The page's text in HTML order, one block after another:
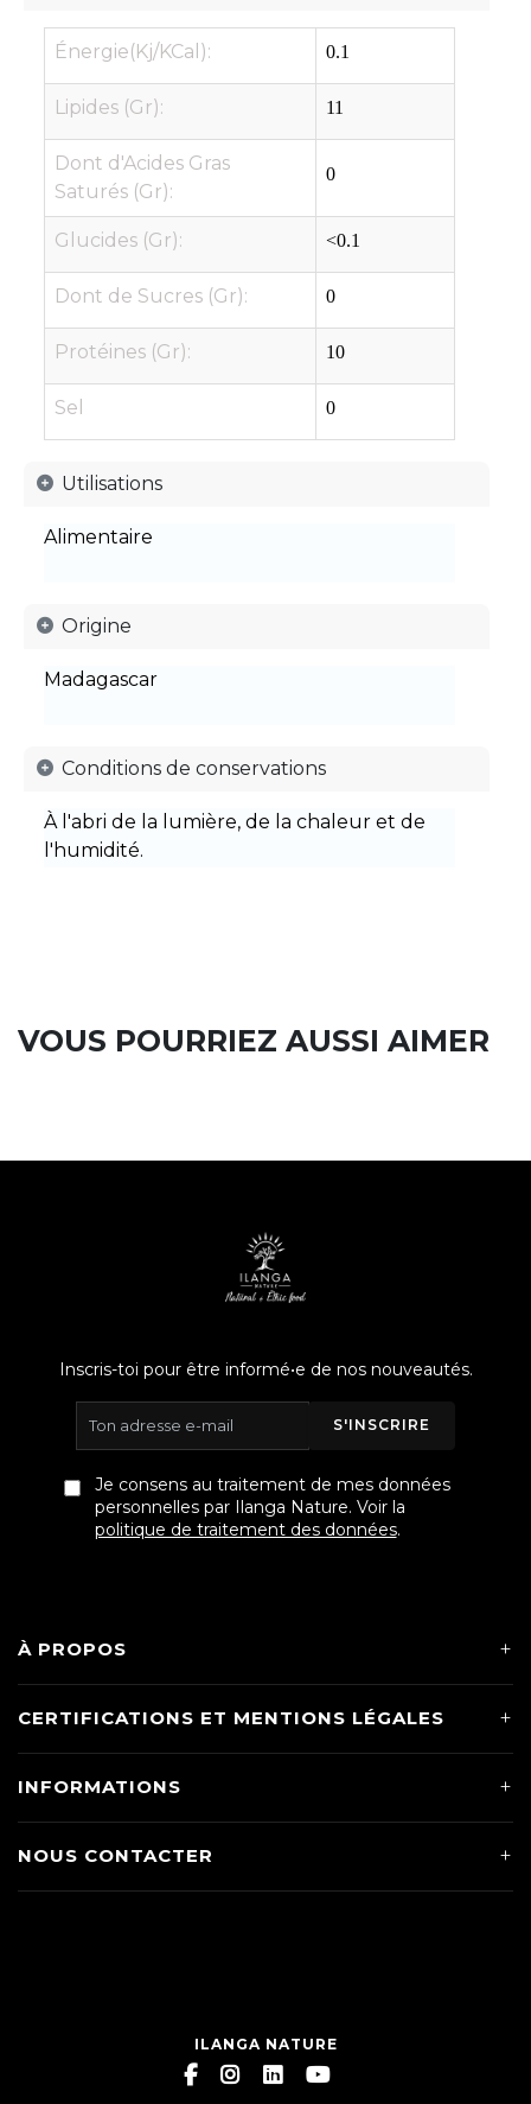
Énergie(Kj/KCal): 0.1
Lipides (Gr): 11
Dont d'Acides Gras
Saturés (Gr):
0
Glucides (Gr): <0.1
Dont de Sucres (Gr): 0
Protéines (Gr): 10
Sel 0
Utilisations
Alimentaire
Origine
Madagascar
Conditions de conservations
À l'abri de la lumière, de la chaleur et de
l'humidité.
VOUS POURRIEZ AUSSI AIMER
Inscris-toi pour être informé•e de nos nouveautés.
S'INSCRIRE
Je consens au traitement de mes données
personnelles par Ilanga Nature. Voir la
politique de traitement des données.
À PROPOS
CERTIFICATIONS ET MENTIONS LÉGALES
INFORMATIONS
NOUS CONTACTER
ILANGA NATURE